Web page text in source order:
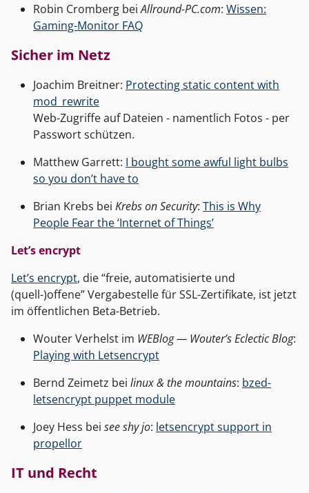
Robin Cromberg beiAllround-PC.com: Wissen:
Gaming-Monitor FAQ
Sicher im Netz
Joachim Breitner: Protecting static content with
mod_rewrite
Web-Zugriffe auf Dateien - namentlich Fotos - per
Passwort schützen.
Matthew Garrett: I bought some awful light bulbs
so you don’t have to
Brian Krebs bei Krebs on Security: This is Why
People Fear the ‘Internet of Things’
Let’s encrypt
Let’s encrypt, die “freie, automatisierte und
(quell-)offene” Vergabestelle für SSL-Zertifikate, ist jetzt
im öffentlichen Beta-Betrieb.
Wouter Verhelst im WEBlog — Wouter’s Eclectic Blog:
Playing with Letsencrypt
Bernd Zeimetz bei linux & the mountains: bzed-
letsencrypt puppet module
Joey Hess bei see shy jo: letsencrypt support in
propellor
IT und Recht